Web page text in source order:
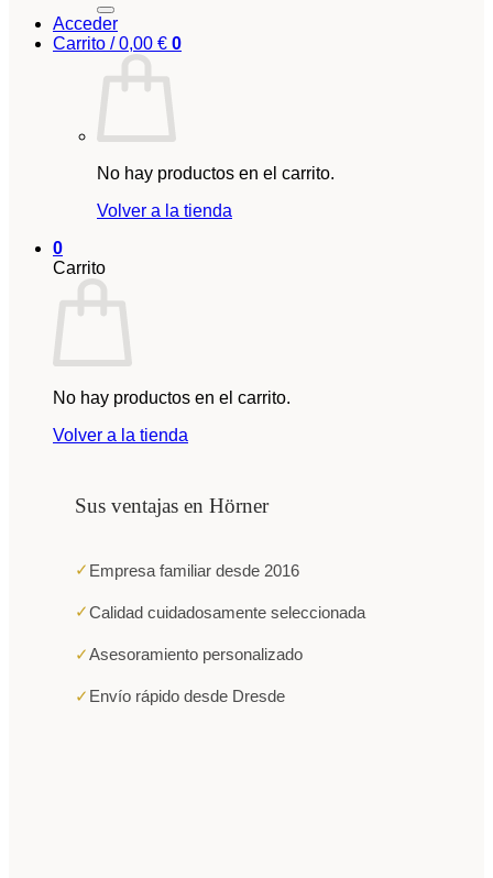
Acceder
Carrito /0,00 € 0
No hay productos en el carrito.
Volver a la tienda
0
Carrito
No hay productos en el carrito.
Volver a la tienda
Sus ventajas en Hörner
✓ Empresa familiar desde 2016
✓Calidad cuidadosamente seleccionada
✓Asesoramiento personalizado
✓ Envío rápido desde Dresde